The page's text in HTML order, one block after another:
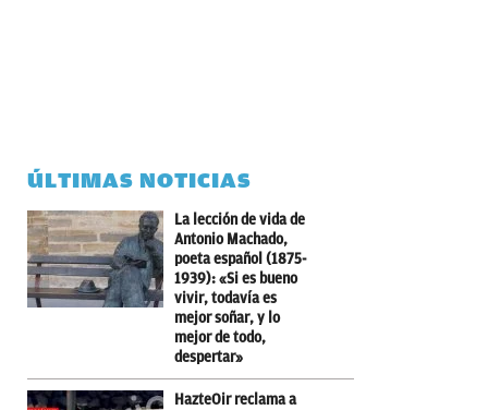
ÚLTIMAS NOTICIAS
La lección de vida de
Antonio Machado,
poeta español (1875-
1939): «Si es bueno
vivir, todavía es
mejor soñar, y lo
mejor de todo,
despertar»
HazteOir reclama a